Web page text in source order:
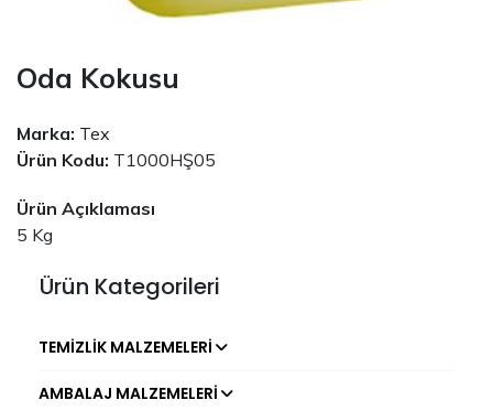
Ürün Kategorileri
TEMIZLIK MALZEMELERI
AMBALAJ MALZEMELERI
Oda Kokusu
Marka: Tex
Ürün Kodu: T1000HŞ05
Ürün Açıklaması
5 Kg